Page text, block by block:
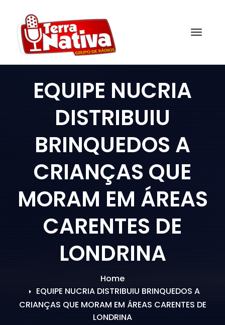
content
EQUIPE NUCRIA
DISTRIBUIU
BRINQUEDOS A
CRIANÇAS QUE
MORAM EM ÁREAS
CARENTES DE
LONDRINA
Home
EQUIPE NUCRIA DISTRIBUIU BRINQUEDOS A
CRIANÇAS QUE MORAM EM ÁREAS CARENTES DE
LONDRINA